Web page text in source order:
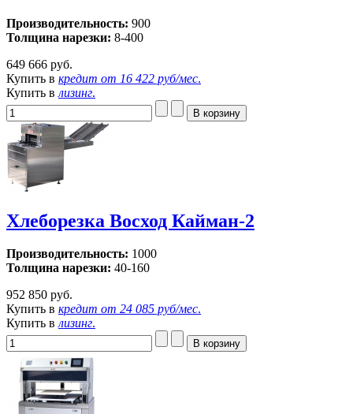
Производительность: 900
Толщина нарезки: 8-400
649 666 руб.
Купить в кредит от 16 422 руб/мес.
Купить в лизинг.
Хлеборезка Восход Кайман-2
Производительность: 1000
Толщина нарезки: 40-160
952 850 руб.
Купить в кредит от 24 085 руб/мес.
Купить влизинг.